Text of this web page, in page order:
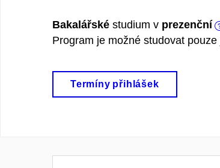
Bakalářské studium v prezenční
Program je možné studovat pouze
Termíny přihlášek